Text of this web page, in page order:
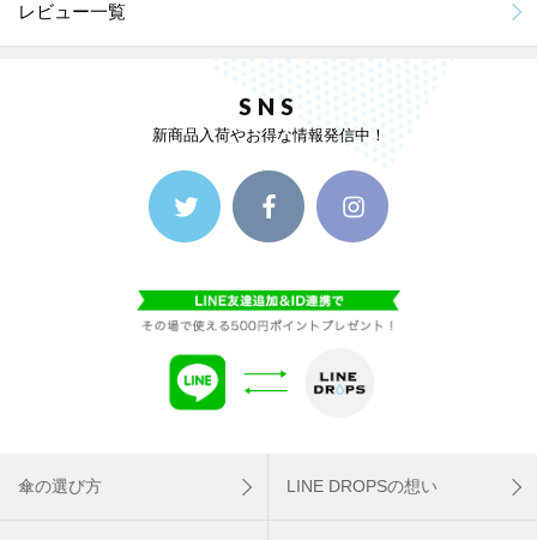
レビュー一覧
SNS
新商品入荷やお得な情報発信中！
傘の選び方 LINE DROPSの想い